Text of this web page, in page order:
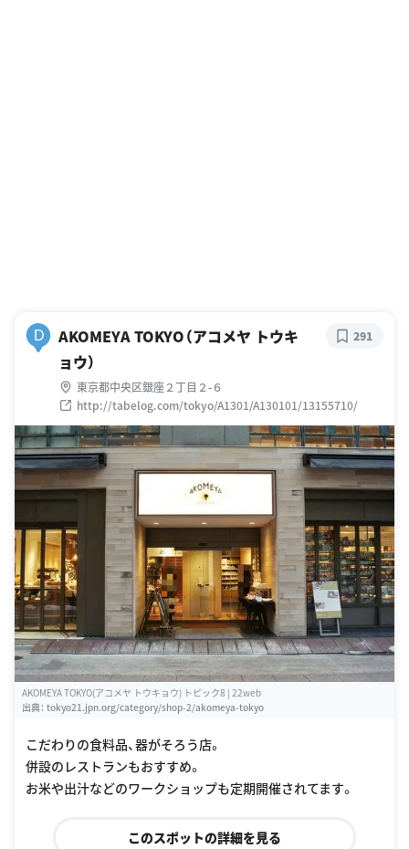
D
AKOMEYA TOKYO（アコメヤ トウキ
ョウ）
東京都中央区銀座２丁目２-６
http://tabelog.com/tokyo/A1301/A130101/13155710/
291
AKOMEYA TOKYO(アコメヤ トウキョウ) トピック8 | 22web
出典： tokyo21.jpn.org/category/shop-2/akomeya-tokyo
こだわりの食料品、器がそろう店。
併設のレストランもおすすめ。
お米や出汁などのワークショップも定期開催されてます。
このスポットの詳細を見る